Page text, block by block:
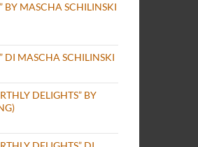
BY MASCHA SCHILINSKI
DI MASCHA SCHILINSKI
DELIGHTS” BY